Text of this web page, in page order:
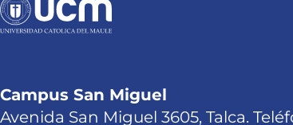
Campus San Miguel
Avenida San Miguel 3605, Talca.